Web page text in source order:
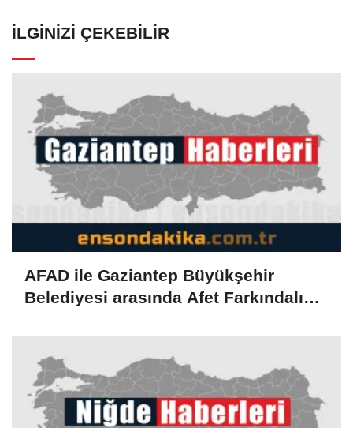
İLGINIZI ÇEKEBILIR
AFAD ile Gaziantep Büyükşehir
Belediyesi arasında Afet Farkındalık
protokolü